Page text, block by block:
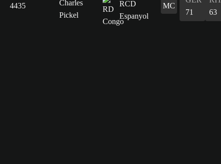
4435
Charles
Pickel
MC
71
63